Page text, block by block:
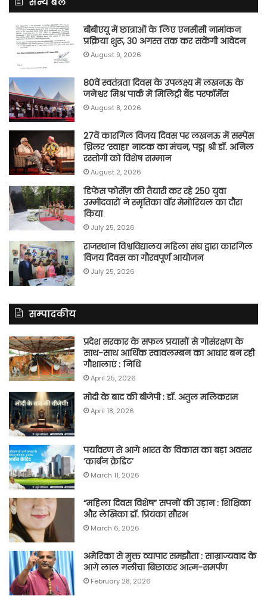
बीबीएयू में छात्राओं के लिए एनसीसी नामांकन
प्रक्रिया शुरू, 30 अगस्त तक कर सकेंगी आवेदन
August 9, 2026
80वें स्वतंत्रता दिवस के उपलक्ष्य में लखनऊ के
जनेश्वर मिश्र पार्क में मिलिट्री बैंड परफॉर्मेंस
August 8, 2026
27वें कारगिल विजय दिवस पर लखनऊ में सस्पेंस
थ्रिलर ‘स्वाहा’ नाटक का मंचन, पद्म श्री डॉ. अनिल
रस्तोगी को विशेष सम्मान
August 2, 2026
डिफेंस फोर्सेज़ की तैयारी कर रहे 250 युवा
उम्मीदवारों ने स्मृतिका वॉर मेमोरियल का दौरा
किया
July 25, 2026
राजस्थान विश्वविद्यालय महिला संघ द्वारा कारगिल
विजय दिवस का गौरवपूर्ण आयोजन
July 25, 2026
सम्पादकीय
प्रदेश सरकार के सफल प्रयासों से गोसंरक्षण के
साथ-साथ आर्थिक स्वावलम्बन का आधार बन रही
गौशालाएं : निधि
April 25, 2026
मोदी के बाद की बीजेपी : डॉ. अतुल मलिकराम
April 18, 2026
पर्यावरण से आगे भारत के विकास का बड़ा अवसर
‘कार्बन क्रेडिट’
March 11, 2026
“महिला दिवस विशेष” सपनों की उड़ान : शिक्षिका
और लेखिका डॉ. प्रियंका सौरभ
March 6, 2026
अमेरिका से मुक्त व्यापार समझौता : साम्राज्यवाद के
आगे लाल गलीचा बिछाकर आत्म-समर्पण
February 28, 2026